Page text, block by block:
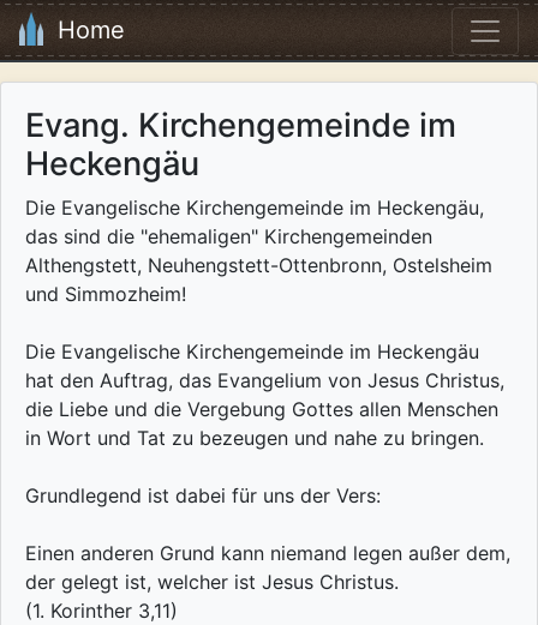
Home
Evang. Kirchengemeinde im
Heckengäu
Die Evangelische Kirchengemeinde im Heckengäu,
das sind die "ehemaligen" Kirchengemeinden
Althengstett, Neuhengstett-Ottenbronn, Ostelsheim
und Simmozheim!
Die Evangelische Kirchengemeinde im Heckengäu
hat den Auftrag, das Evangelium von Jesus Christus,
die Liebe und die Vergebung Gottes allen Menschen
in Wort und Tat zu bezeugen und nahe zu bringen.
Grundlegend ist dabei für uns der Vers:
Einen anderen Grund kann niemand legen außer dem,
der gelegt ist, welcher ist Jesus Christus.
(1. Korinther 3,11)